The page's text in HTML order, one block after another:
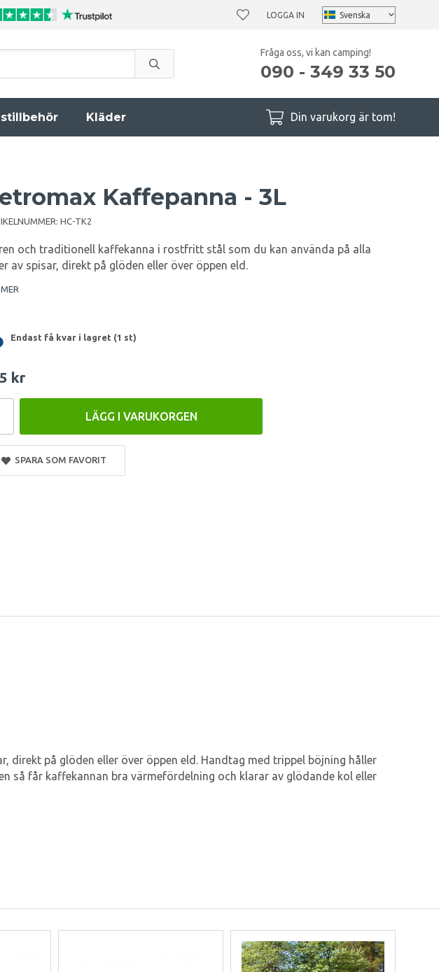
LOGGA IN
Fråga oss, vi kan camping!
090 - 349 33 50
Kläder Din varukorg är tom!
Kaffepanna - 3L
HC-TK2
och traditionell kaffekanna i rostfritt stål som du kan använda på alla
av spisar, direkt på glöden eller över öppen eld.
Endast få kvar i lagret (1 st)
kr
LÄGG I VARUKORGEN
SPARA SOM FAVORIT
på glöden eller över öppen eld. Handtag med trippel böjning håller
så får kaffekannan bra värmefördelning och klarar av glödande kol eller